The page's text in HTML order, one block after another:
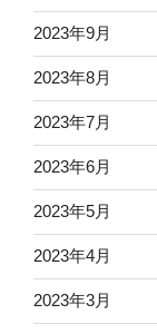
2023年9月
2023年8月
2023年7月
2023年6月
2023年5月
2023年4月
2023年3月